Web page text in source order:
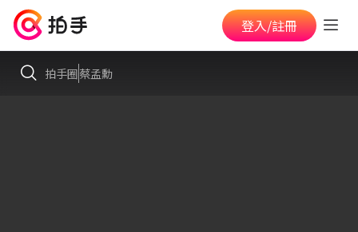
登入/註冊
拍手圈蔡孟勳